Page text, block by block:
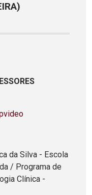
da Silva - Escola
/ Programa de
Clínica -